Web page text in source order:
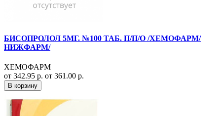
БИСОПРОЛОЛ 5МГ. №100 ТАБ. П/П/О /ХЕМОФАРМ/
НИЖФАРМ/
ХЕМОФАРМ
от 342.95 р. от 361.00 р.
В корзину